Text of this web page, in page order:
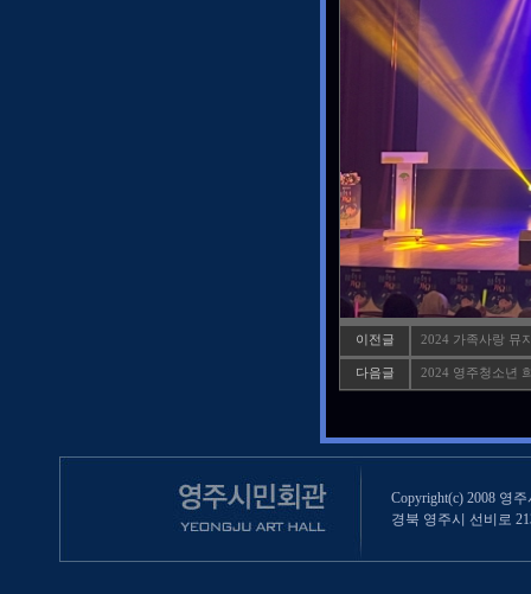
이전글 2024 가족사랑 뮤
다음글 2024 영주청소년
Copyright(c) 2008 영
경북 영주시 선비로